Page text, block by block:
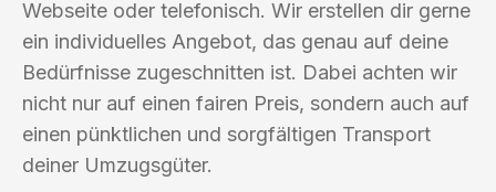
Webseite oder telefonisch. Wir erstellen dir gerne
ein individuelles Angebot, das genau auf deine
Bedürfnisse zugeschnitten ist. Dabei achten wir
nicht nur auf einen fairen Preis, sondern auch auf
einen pünktlichen und sorgfältigen Transport
deiner Umzugsgüter.